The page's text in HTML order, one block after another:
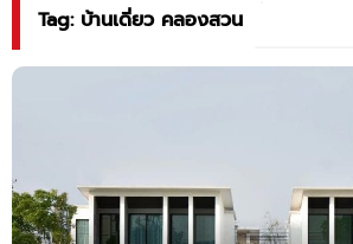
Tag: บ้านเดี่ยว คลองสวน